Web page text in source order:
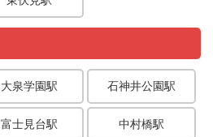
大泉学園駅 石神井公園駅
富士見台駅 中村橋駅